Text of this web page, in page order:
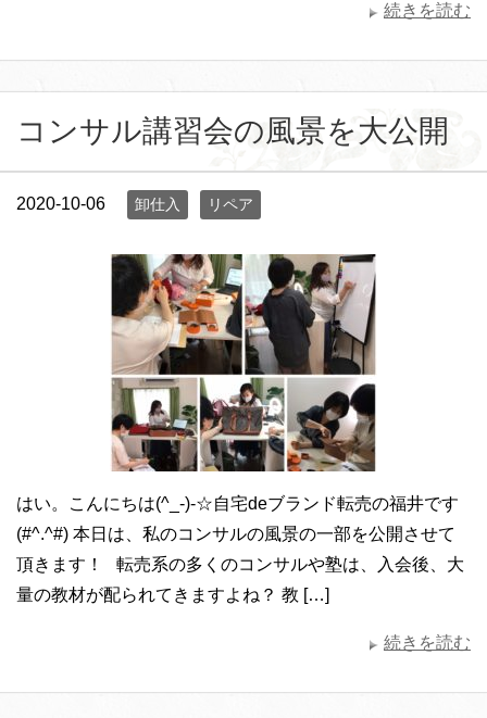
続きを読む
コンサル講習会の風景を大公開
2020-10-06 卸仕入 リペア
はい。こんにちは(^_-)-☆自宅deブランド転売の福井です
(#^.^#) 本日は、私のコンサルの風景の一部を公開させて
頂きます！ 転売系の多くのコンサルや塾は、入会後、大
量の教材が配られてきますよね？ 教 […]
続きを読む